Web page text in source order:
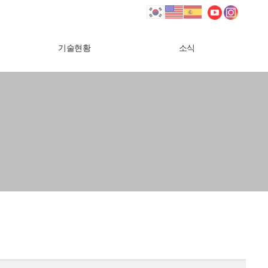
기술현황 소식
Next